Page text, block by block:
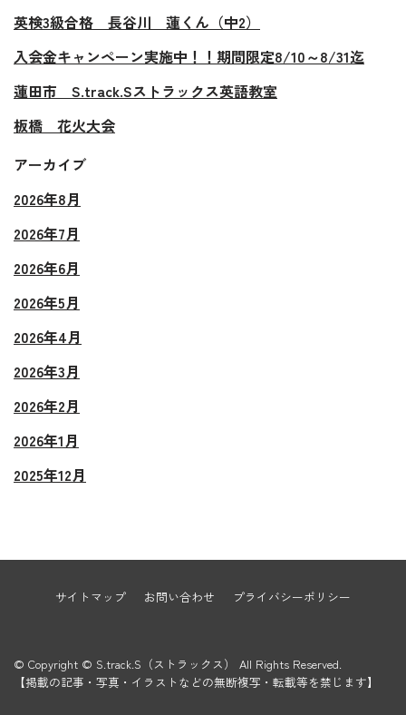
英検3級合格 長谷川 蓮くん（中2）
入会金キャンペーン実施中！！期間限定8/10～8/31迄
蓮田市 S.track.Sストラックス英語教室
板橋 花火大会
アーカイブ
2026年8月
2026年7月
2026年6月
2026年5月
2026年4月
2026年3月
2026年2月
2026年1月
2025年12月
サイトマップ お問い合わせ プライバシーポリシー
© Copyright © S.track.S（ストラックス） All Rights Reserved.
【掲載の記事・写真・イラストなどの無断複写・転載等を禁じます】